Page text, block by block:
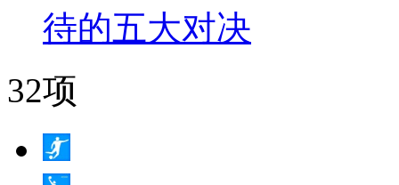
待的五大对决
32项